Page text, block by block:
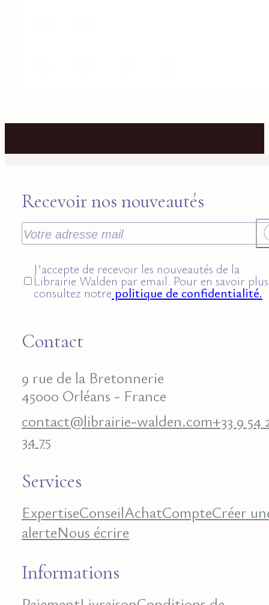
Recevoir nos nouveautés
J’accepte de recevoir les nouveautés de la
Librairie Walden par email. Pour en savoir
consultez notre politique de confidentialité.
Contact
9 rue de la Bretonnerie
45000 Orléans - France
contact@librairie-walden.com+33 9 54
34 75
Services
ExpertiseConseilAchatCompteCréer
alerteNous écrire
Informations